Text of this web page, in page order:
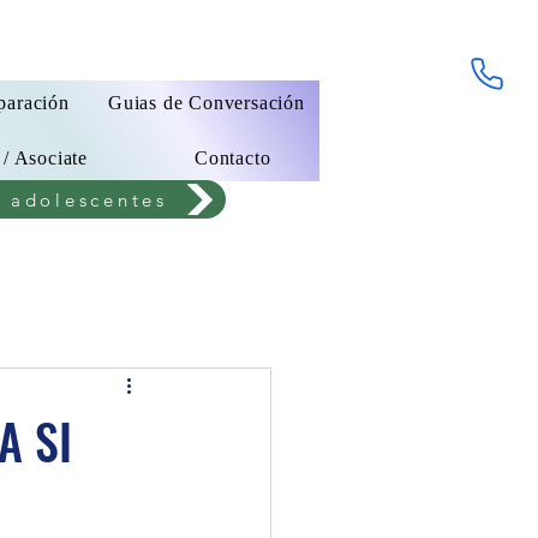
Guias de Conversación
Asociate Contacto
SI